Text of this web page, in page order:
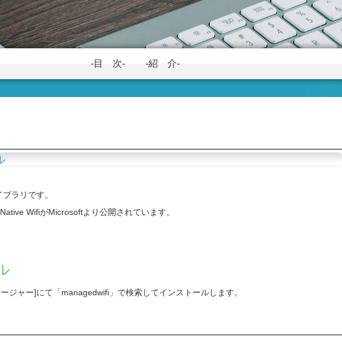
-目 次- -紹 介-
ラリです。
WifiがMicrosoftより公開されています。
ジャー]にて「managedwifi」で検索してインストールします。